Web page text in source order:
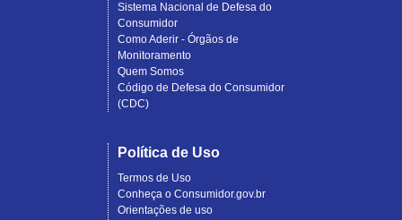
Sistema Nacional de Defesa do
Consumidor
Como Aderir - Órgãos de
Monitoramento
Quem Somos
Código de Defesa do Consumidor
(CDC)
Política de Uso
Termos de Uso
Conheça o Consumidor.gov.br
Orientações de uso